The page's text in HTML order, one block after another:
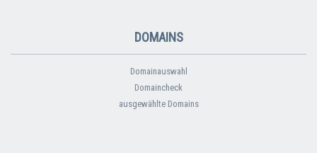
DOMAINS
Domainauswahl
Domaincheck
ausgewählte Domains